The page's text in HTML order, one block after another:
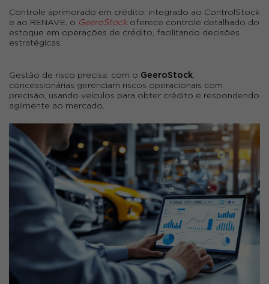
Controle aprimorado em crédito: integrado ao ControlStock
e ao RENAVE, o GeeroStockoferece controle detalhado do
estoque em operações de crédito, facilitando decisões
estratégicas.
Gestão de risco precisa: com o GeeroStock
concessionárias gerenciam riscos operacionais com
precisão, usando veículos para obter crédito e respondendo
agilmente ao mercado.